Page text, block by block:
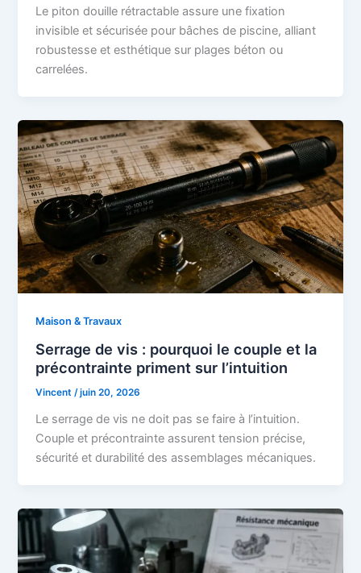
Le piton douille rétractable assure une fixation
invisible et sécurisée pour bâches de piscine, alliant
robustesse et esthétique sur plages béton ou
carrelées.
Maison & Travaux
Serrage de vis : pourquoi le couple et la
précontrainte priment sur l’intuition
Vincent/juin 20, 2026
Le serrage de vis ne doit pas se faire à l’intuition.
Couple et précontrainte assurent tension précise,
sécurité et durabilité des assemblages mécaniques.